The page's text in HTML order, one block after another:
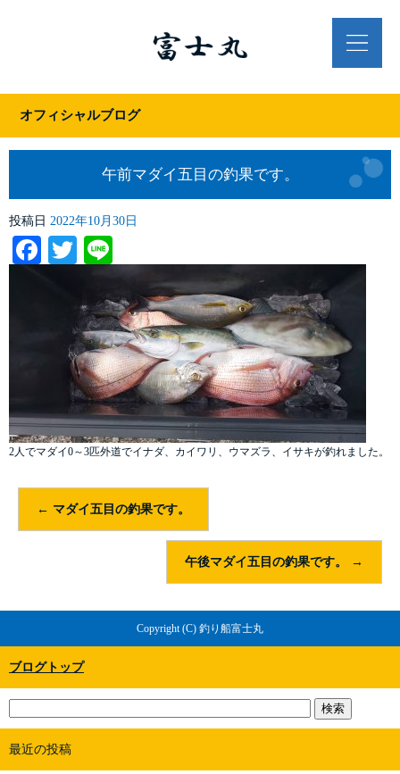
オフィシャルブログ
午前マダイ五目の釣果です。
投稿日 2022年10月30日
Facebook
Twitter
2人でマダイ0～3匹外道でイナダ、カイワリ、ウマズラ、イサキが釣れました。
← マダイ五目の釣果です。
午後マダイ五目の釣果です。 →
Copyright (C) 釣り船富士丸
ブログトップ
最近の投稿